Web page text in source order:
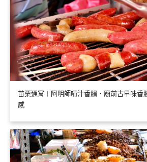
苗栗通宵︱阿明師噴汁香腸．廟前古早味香
感